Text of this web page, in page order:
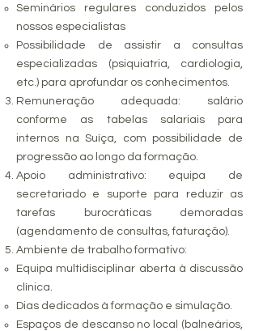
Seminários regulares conduzidos pelos
nossos especialistas
Possibilidade de assistir a consultas
especializadas (psiquiatria, cardiologia,
etc.) para aprofundar os conhecimentos.
Remuneração adequada: salário
conforme as tabelas salariais para
internos na Suíça, com possibilidade de
progressão ao longo da formação.
Apoio administrativo: equipa de
secretariado e suporte para reduzir as
tarefas burocráticas demoradas
(agendamento de consultas, faturação).
Ambiente de trabalho formativo:
Equipa multidisciplinar aberta à discussão
clínica.
Dias dedicados à formação e simulação.
Espaços de descanso no local (balneários,